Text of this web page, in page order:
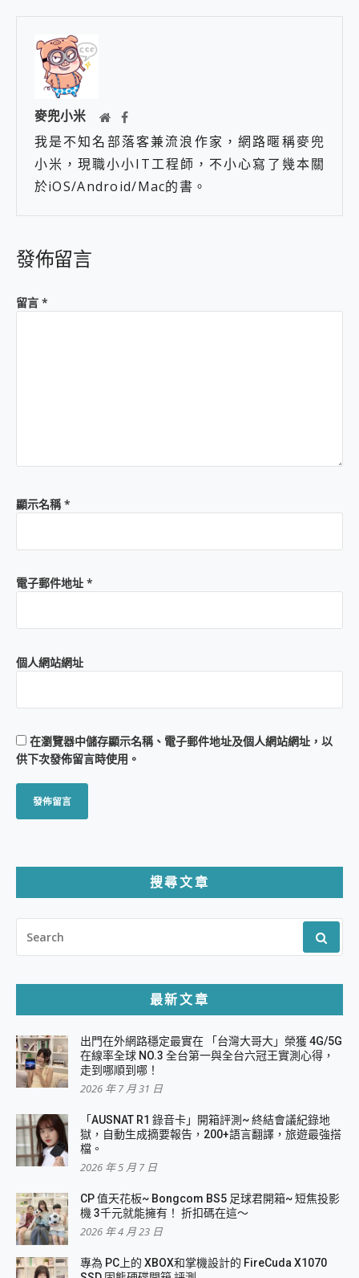
麥兜小米
我是不知名部落客兼流浪作家，網路暱稱麥兜
小米，現職小小IT工程師，不小心寫了幾本關
於iOS/Android/Mac的書。
發佈留言
留言 *
顯示名稱*
電子郵件地址 *
個人網站網址
在瀏覽器中儲存顯示名稱、電子郵件地址及個人網站網址，以
供下次發佈留言時使用。
搜尋文章
FOR:
最新文章
出門在外網路穩定最實在 「台灣大哥大」榮獲 4G/5G
在線率全球 NO.3 全台第一與全台六冠王實測心得，
走到哪順到哪！
2026 年 7 月 31 日
「AUSNAT R1 錄音卡」開箱評測~ 終結會議紀錄地
獄，自動生成摘要報告，200+語言翻譯，旅遊最強搭
檔。
2026 年 5 月 7 日
CP 值天花板~ Bongcom BS5 足球君開箱~ 短焦投影
機 3千元就能擁有！ 折扣碼在這～
2026 年 4 月 23 日
專為 PC上的 XBOX和掌機設計的 FireCuda X1070